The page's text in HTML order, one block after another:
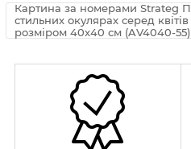
Картина за номерами Strateg
стильних окулярах серед
розміром 40х40 см (AV4040-55)